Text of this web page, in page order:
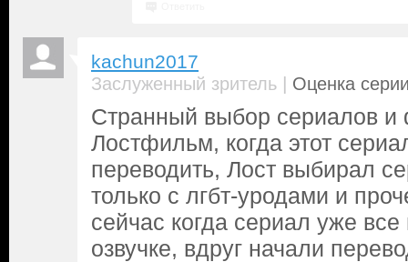
kachun2017
Заслуженный зритель | Оценка
Странный выбор сериалов и
Лостфильм, когда этот
переводить, Лост выбирал
только с лгбт-уродами и
сейчас когда сериал уже
озвучке, вдруг начали